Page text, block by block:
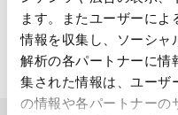
ます。またユーザーによ
情報を収集し、ソーシャ
解析の各パートナーに情
集された情報は、ユーザ
の情報や各パートナーの